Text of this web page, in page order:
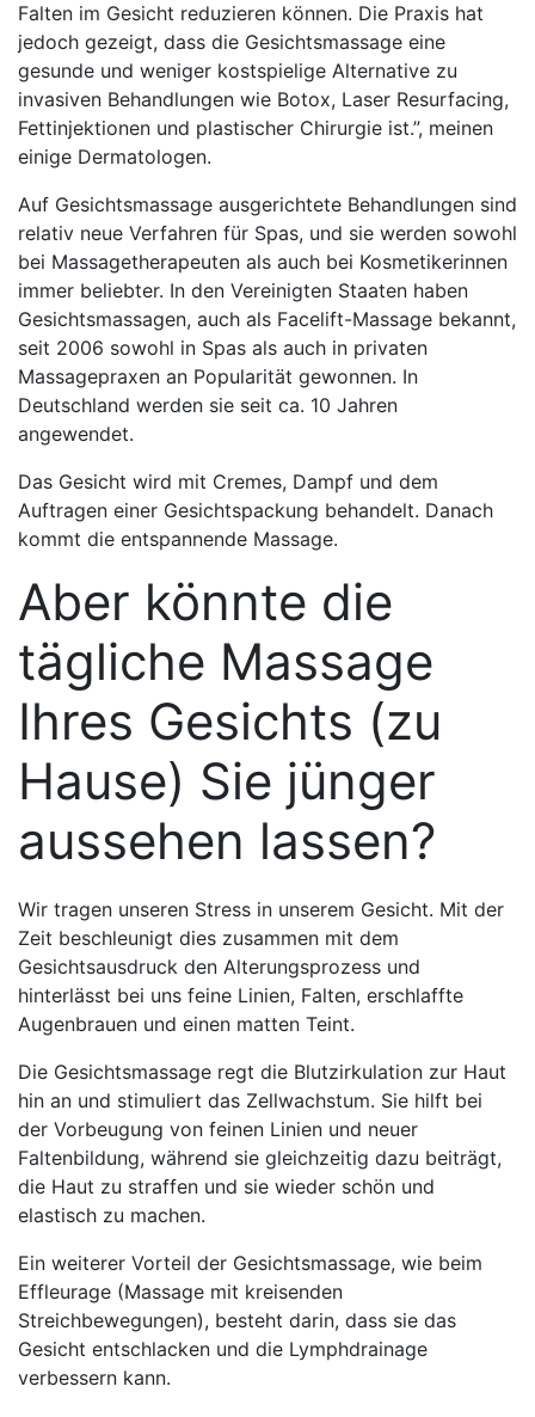
Falten im Gesicht reduzieren können. Die Praxis hat
jedoch gezeigt, dass die Gesichtsmassage eine
gesunde und weniger kostspielige Alternative zu
invasiven Behandlungen wie Botox, Laser Resurfacing,
Fettinjektionen und plastischer Chirurgie ist.”, meinen
einige Dermatologen.
Auf Gesichtsmassage ausgerichtete Behandlungen sind
relativ neue Verfahren für Spas, und sie werden sowohl
bei Massagetherapeuten als auch bei Kosmetikerinnen
immer beliebter. In den Vereinigten Staaten haben
Gesichtsmassagen, auch als Facelift-Massage bekannt,
seit 2006 sowohl in Spas als auch in privaten
Massagepraxen an Popularität gewonnen. In
Deutschland werden sie seit ca. 10 Jahren
angewendet.
Das Gesicht wird mit Cremes, Dampf und dem
Auftragen einer Gesichtspackung behandelt. Danach
kommt die entspannende Massage.
Aber könnte die
tägliche Massage
Ihres Gesichts (zu
Hause) Sie jünger
aussehen lassen?
Wir tragen unseren Stress in unserem Gesicht. Mit der
Zeit beschleunigt dies zusammen mit dem
Gesichtsausdruck den Alterungsprozess und
hinterlässt bei uns feine Linien, Falten, erschlaffte
Augenbrauen und einen matten Teint.
Die Gesichtsmassage regt die Blutzirkulation zur Haut
hin an und stimuliert das Zellwachstum. Sie hilft bei
der Vorbeugung von feinen Linien und neuer
Faltenbildung, während sie gleichzeitig dazu beiträgt,
die Haut zu straffen und sie wieder schön und
elastisch zu machen.
Ein weiterer Vorteil der Gesichtsmassage, wie beim
Effleurage (Massage mit kreisenden
Streichbewegungen), besteht darin, dass sie das
Gesicht entschlacken und die Lymphdrainage
verbessern kann.